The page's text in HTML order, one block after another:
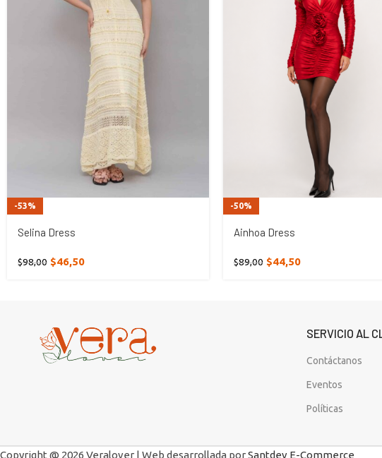
-53%
Selina Dress
$98,00 $46,50
-50%
Ainhoa Dress
$89,00 $44,50
SERVICIO AL
Contáctanos
Eventos
Políticas
Copyright @ 2026 Veralover | Web desarrollada porSantdev E-Commerce